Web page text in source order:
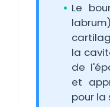
Le
la
de
et
pour la